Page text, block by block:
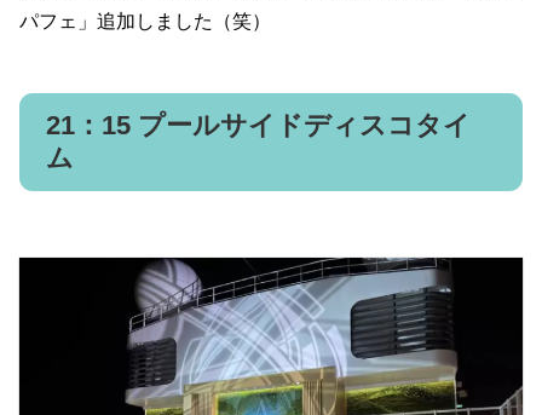
パフェ」追加しました（笑）
21：15 プールサイドディスコタイ
ム